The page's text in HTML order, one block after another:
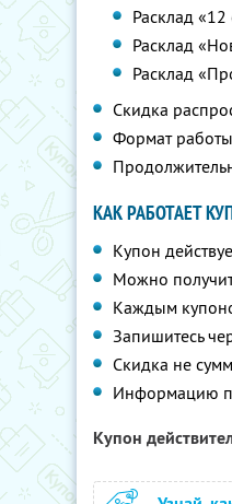
Расклад
Расклад
Расклад
Скидка
Формат
КАК РАБОТАЕТ
Купон
Можно
Каждым
Запишитесь
Скидка не
Информацию
Купон